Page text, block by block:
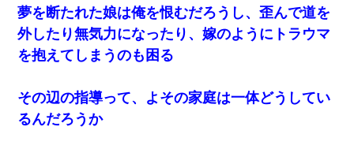
居酒屋にて。兄の紹介者「お酒飲みなって」私「未成年なので無
理です！」酷すぎるワードの連発で、耐えきれず店員に5千円を渡
し「お勘定です。逃がして下さい」その後、録音内容を父に聞か
せたら...
父が他界→父のフリン相手『どうか相続を放棄して下さい、昔の
ことは謝ります。ごめんなさい…』私「お子さんはフリン略奪婚
って知ってるの？」相手『 』結果→
夢を断たれた娘は俺を恨むだろうし、歪んで道を
外したり無気力になったり、嫁のようにトラウマ
を抱えてしまうのも困る
その辺の指導って、よその家庭は一体どうしてい
るんだろうか